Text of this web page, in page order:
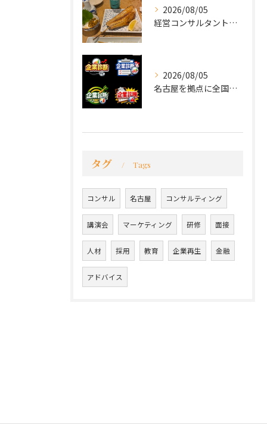
2026/08/05
経営コンサルタントのモーちゃん・毛利京申です。
2026/08/05
名古屋を拠点に全国で活動する 経営コンサルタントの 毛利京申...
タグ Tags
コンサル 名古屋 コンサルティング
講演会 マーケティング 研修 面接
人材 採用 教育 企業再生 金融
アドバイス